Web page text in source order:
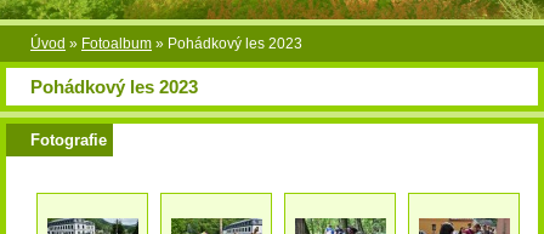
Úvod » Fotoalbum » Pohádkový les 2023
Pohádkový les 2023
Fotografie